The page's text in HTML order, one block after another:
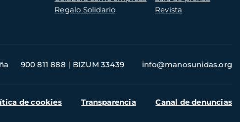
Regalo Solidario
Revista
900 811 888 BIZUM 33439 info@manosunidas.org
de cookies Transparencia Canal de denuncias